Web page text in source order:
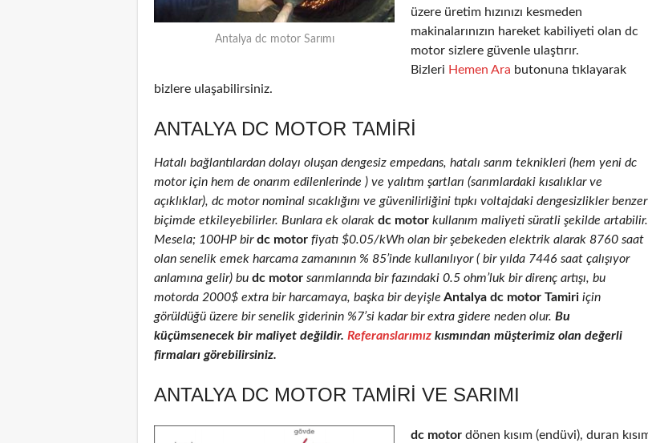
Antalya dc motor Sarımı
üzere üretim hızınızı kesmeden
makinalarınızın hareket kabiliyeti olan dc
motor sizlere güvenle ulaştırır.
Bizleri Hemen Ara butonuna tıklayarak
bizlere ulaşabilirsiniz.
ANTALYA DC MOTOR TAMIRI
Hatalı bağlantılardan dolayı oluşan dengesiz empedans, hatalı sarım teknikleri (hem yeni dc
motor için hem de onarım edilenlerinde ) ve yalıtım şartları (sarımlardaki kısalıklar ve
açıklıklar), dc motor nominal sıcaklığını ve güvenilirliğini tıpkı voltajdaki dengesizlikler benzer
biçimde etkileyebilirler. Bunlara ek olarak dc motor kullanım maliyeti süratli şekilde artabilir.
Mesela; 100HP birdc motor fiyatı $0.05/kWh olan bir şebekeden elektrik alarak 8760 saat
olan senelik emek harcama zamanının % 85’inde kullanılıyor ( bir yılda 7446 saat çalışıyor
anlamına gelir) bu dc motor sarımlarında bir fazındaki 0.5 ohm’luk bir direnç artışı, bu
motorda 2000$ extra bir harcamaya, başka bir deyişle Antalya dc motor Tamiri için
görüldüğü üzere bir senelik giderinin %7’si kadar bir extra gidere neden olur. Bu
küçümsenecek bir maliyet değildir. Referanslarımız kısmından müşterimiz olan değerli
firmaları görebilirsiniz.
ANTALYA DC MOTOR TAMIRI VE SARIMI
dc motor dönen kısım (endüvi), duran